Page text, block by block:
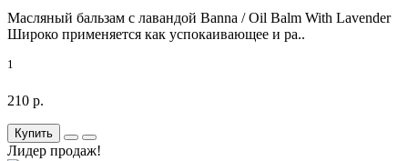
Масляный бальзам с лавандой Banna / Oil Balm With Lavender
Широко применяется как успокаивающее и ра..
1
210 р.
Купить
Лидер продаж!